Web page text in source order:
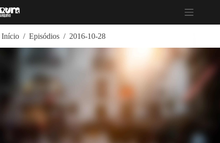
para
Início / Episódios / 2016-10-28